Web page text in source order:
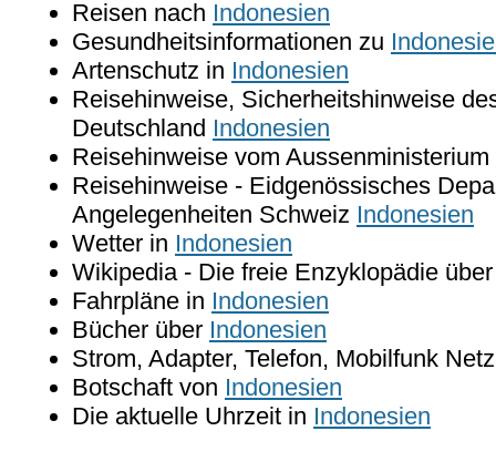
Reisen nach Indonesien
Gesundheitsinformationen zu
Artenschutz in Indonesien
Reisehinweise, Sicherheitshinweise
Deutschland Indonesien
Reisehinweise vom
Reisehinweise - Eidgenössisches
Angelegenheiten Schweiz Indonesien
Wetter in Indonesien
Wikipedia - Die freie Enzyklopädie
Fahrpläne in Indonesien
Bücher über Indonesien
Strom, Adapter, Telefon, Mobilfunk
Botschaft von Indonesien
Die aktuelle Uhrzeit in Indonesien